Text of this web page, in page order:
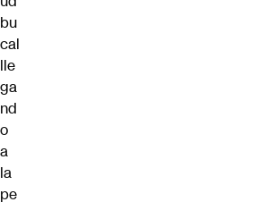
bu
cal
lle
ga
nd
o
a
la
pe